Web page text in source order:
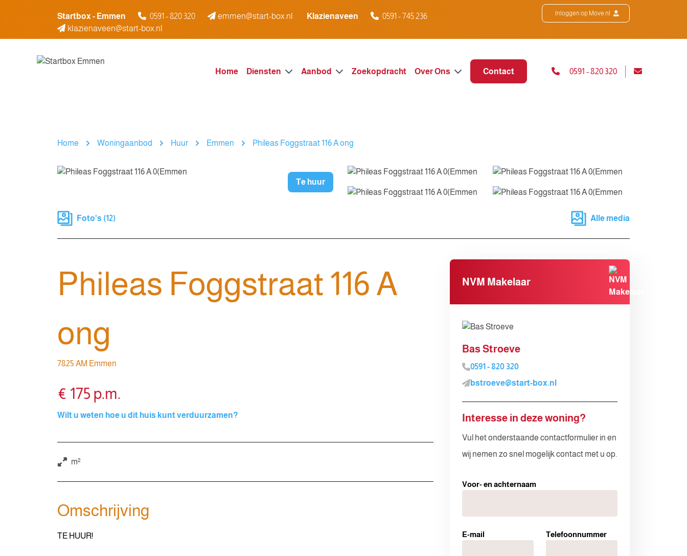
Startbox - Emmen
0591 - 820 320 emmen@start-box.nl Klazienaveen
0591 - 745 236
klazienaveen@start-box.nl
Inloggen op Move.nl
Home Diensten Aanbod Zoekopdracht Over Ons Contact 0591 - 820 320
Home Woningaanbod Huur Emmen Phileas Foggstraat 116 A ong
Te huur
Foto's (12) Alle media
Phileas Foggstraat 116 A
ong
7825 AM Emmen
€ 175 p.m.
Wilt u weten hoe u dit huis kunt verduurzamen?
m²
Omschrijving
TE HUUR!
NVM Makelaar
Bas Stroeve
0591 - 820 320
bstroeve@start-box.nl
Interesse in deze woning?
Vul het onderstaande contactformulier in en
wij nemen zo snel mogelijk contact met u op.
Voor- en achternaam
E-mail Telefoonnummer